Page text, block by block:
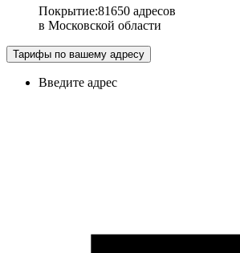
Покрытие:81650 адресов
в Московской области
Тарифы по вашему адресу
Введите адрес